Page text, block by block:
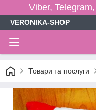
Viber,
VERONIKA-SHOP
Товари та послуги